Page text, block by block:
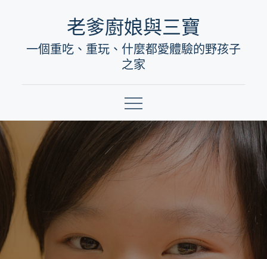
content
老爹廚娘與三寶
一個重吃、重玩、什麼都愛體驗的野孩子
之家